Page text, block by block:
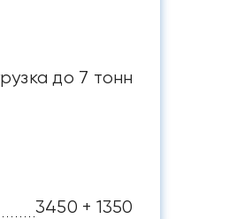
до 7 тонн
3450 + 1350